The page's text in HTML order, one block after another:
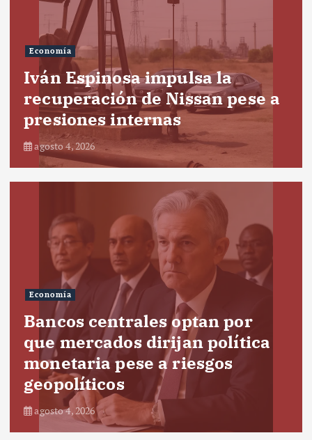
Economía
Iván Espinosa impulsa la
recuperación de Nissan pese a
presiones internas
agosto 4, 2026
Economía
Bancos centrales optan por
que mercados dirijan política
monetaria pese a riesgos
geopolíticos
agosto 4, 2026